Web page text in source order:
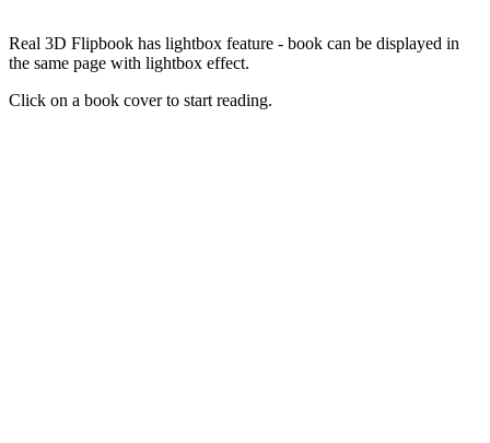
Real 3D Flipbook has lightbox feature - book can be displayed in
the same page with lightbox effect.
Click on a book cover to start reading.